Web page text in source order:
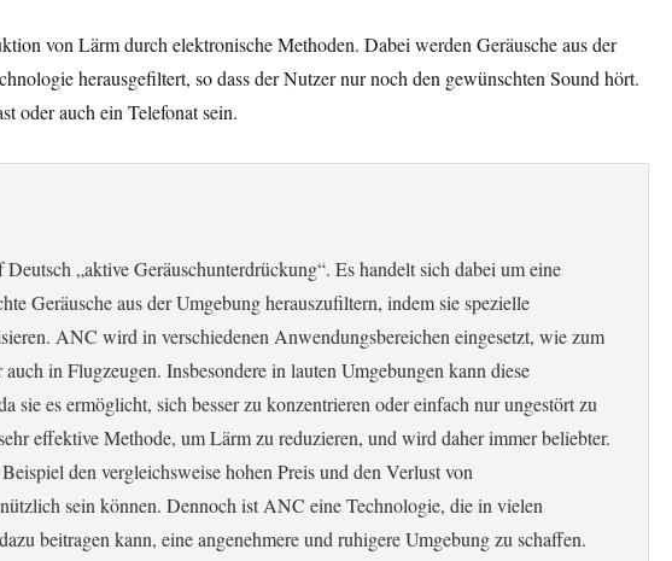
von Lärm durch elektronische Methoden. Dabei werden Geräusche aus der
herausgefiltert, so dass der Nutzer nur noch den gewünschten Sound hört.
oder auch ein Telefonat sein.
„aktive Geräuschunterdrückung“. Es handelt sich dabei um eine
Geräusche aus der Umgebung herauszufiltern, indem sie spezielle
ANC wird in verschiedenen Anwendungsbereichen eingesetzt, wie zum
in Flugzeugen. Insbesondere in lauten Umgebungen kann diese
sie es ermöglicht, sich besser zu konzentrieren oder einfach nur ungestört zu
effektive Methode, um Lärm zu reduzieren, und wird daher immer beliebter.
den vergleichsweise hohen Preis und den Verlust von
sein können. Dennoch ist ANC eine Technologie, die in vielen
beitragen kann, eine angenehmere und ruhigere Umgebung zu schaffen.